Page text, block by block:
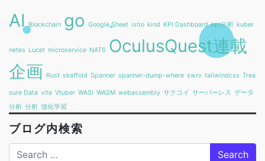
AI Blockchain go Google Sheet istio kind KPI Dashboard kpi分析 kuber
netes Lucet microservice NATS OculusQuest連載
企画 Rust skaffold Spanner spanner-dump-where swrv tailwindcss Trea
sure Data vite Vtuber WASI WASM webassembly サクコイ サーバーレス データ
分析 分析 強化学習
ブログ内検索
Search